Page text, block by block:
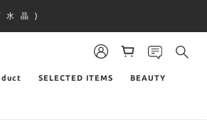
水 晶 )
SELECTED ITEMS BEAUTY